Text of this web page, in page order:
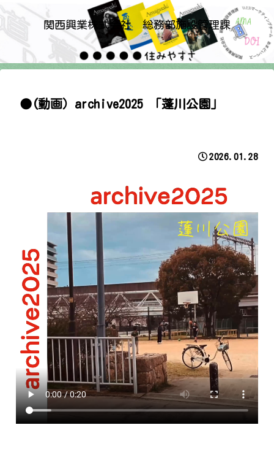
関西興業株式会社 総務部施設管理課
●(動画）archive2025 「蓬川公園」
2026.01.28